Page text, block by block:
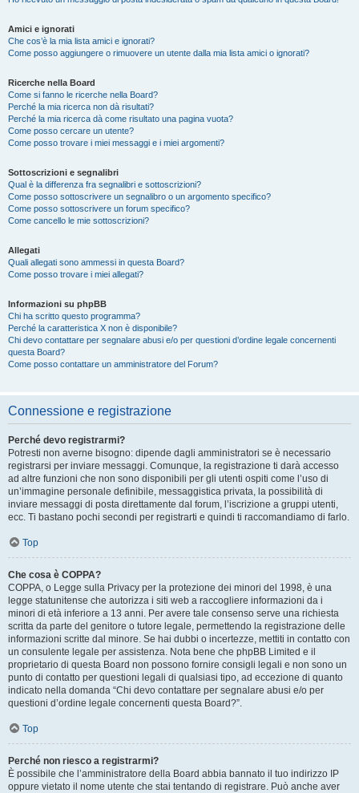
Amici e ignorati
Che cos’è la mia lista amici e ignorati?
Come posso aggiungere o rimuovere un utente dalla mia lista amici o ignorati?
Ricerche nella Board
Come si fanno le ricerche nella Board?
Perché la mia ricerca non dà risultati?
Perché la mia ricerca dà come risultato una pagina vuota?
Come posso cercare un utente?
Come posso trovare i miei messaggi e i miei argomenti?
Sottoscrizioni e segnalibri
Qual è la differenza fra segnalibri e sottoscrizioni?
Come posso sottoscrivere un segnalibro o un argomento specifico?
Come posso sottoscrivere un forum specifico?
Come cancello le mie sottoscrizioni?
Allegati
Quali allegati sono ammessi in questa Board?
Come posso trovare i miei allegati?
Informazioni su phpBB
Chi ha scritto questo programma?
Perché la caratteristica X non è disponibile?
Chi devo contattare per segnalare abusi e/o per questioni d’ordine legale concernenti
questa Board?
Come posso contattare un amministratore del Forum?
Connessione e registrazione
Perché devo registrarmi?
Potresti non averne bisogno: dipende dagli amministratori se è necessario
registrarsi per inviare messaggi. Comunque, la registrazione ti darà accesso
ad altre funzioni che non sono disponibili per gli utenti ospiti come l’uso di
un’immagine personale definibile, messaggistica privata, la possibilità di
inviare messaggi di posta direttamente dal forum, l’iscrizione a gruppi utenti,
ecc. Ti bastano pochi secondi per registrarti e quindi ti raccomandiamo di farlo.
Top
Che cosa è COPPA?
COPPA, o Legge sulla Privacy per la protezione dei minori del 1998, è una
legge statunitense che autorizza i siti web a raccogliere informazioni da i
minori di età inferiore a 13 anni. Per avere tale consenso serve una richiesta
scritta da parte del genitore o tutore legale, permettendo la registrazione delle
informazioni scritte dal minore. Se hai dubbi o incertezze, mettiti in contatto con
un consulente legale per assistenza. Nota bene che phpBB Limited e il
proprietario di questa Board non possono fornire consigli legali e non sono un
punto di contatto per questioni legali di qualsiasi tipo, ad eccezione di quanto
indicato nella domanda “Chi devo contattare per segnalare abusi e/o per
questioni d’ordine legale concernenti questa Board?”.
Top
Perché non riesco a registrarmi?
È possibile che l’amministratore della Board abbia bannato il tuo indirizzo IP
oppure vietato il nome utente che stai tentando di registrare. Può anche aver